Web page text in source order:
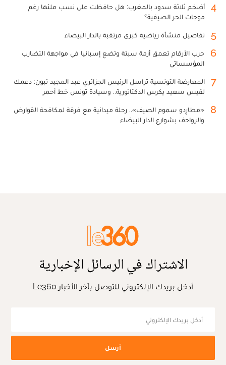
4
أضخم ثلاثة سدود بالمغرب: هل حافظت على نسب ملئها رغم
موجات الحر الصيفية؟
5 تفاصيل منشأة رياضية كبرى مرتقبة بالدار البيضاء
6
حرب الأرقام تعمق أزمة سبتة وتضع إسبانيا في مواجهة التضارب
المؤسساتي
7
المعارضة التونسية تراسل الرئيس الجزائري عبد المجيد تبون: دعمك
لقيس سعيد يكرس الدكتاتورية.. وسيادة تونس خط أحمر
8
«مطارِدو سموم الصيف».. رحلة ميدانية مع فرقة لمكافحة القوارض
والزواحف بشوارع الدار البيضاء
الاشتراك في الرسائل الإخبارية
أدخل بريدك الإلكتروني للتوصل بآخر الأخبار Le360
أرسل